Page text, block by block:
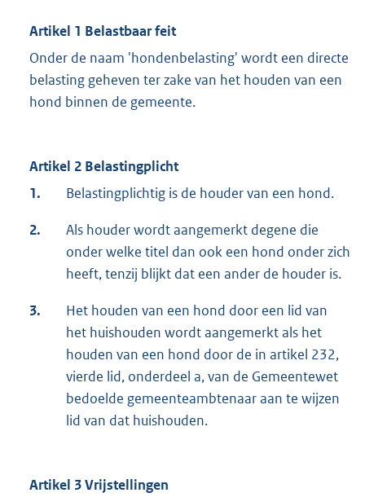
Artikel 1 Belastbaar feit
Onder de naam 'hondenbelasting' wordt een directe
belasting geheven ter zake van het houden van een
hond binnen de gemeente.
Artikel 2 Belastingplicht
1.
Belastingplichtig is de houder van een hond.
2.
Als houder wordt aangemerkt degene die
onder welke titel dan ook een hond onder zich
heeft, tenzij blijkt dat een ander de houder is.
3.
Het houden van een hond door een lid van
het huishouden wordt aangemerkt als het
houden van een hond door de in artikel 232,
vierde lid, onderdeel a, van de Gemeentewet
bedoelde gemeenteambtenaar aan te wijzen
lid van dat huishouden.
Artikel 3 Vrijstellingen